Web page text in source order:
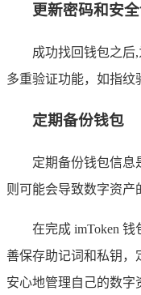
更新密码和安
成功找回钱包之后
多重验证功能，如指纹
定期备份钱包
定期备份钱包信息
则可能会导致数字资产
在完成 imToken
善保存助记词和私钥，
安心地管理自己的数字